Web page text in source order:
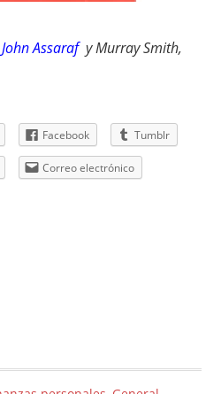
John Assaraf y Murray Smith,
Facebook Tumblr
Correo electrónico